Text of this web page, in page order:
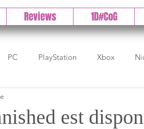
Reviews 1D#CoG
PC PlayStation Xbox
est